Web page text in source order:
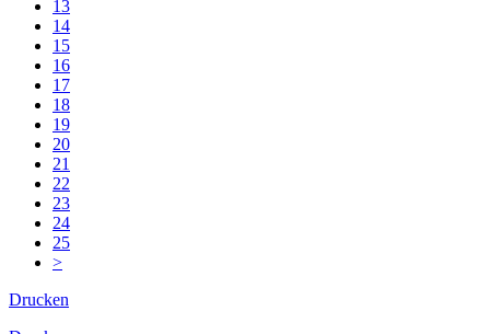
13
14
15
16
17
18
19
20
21
22
23
24
25
>
Drucken